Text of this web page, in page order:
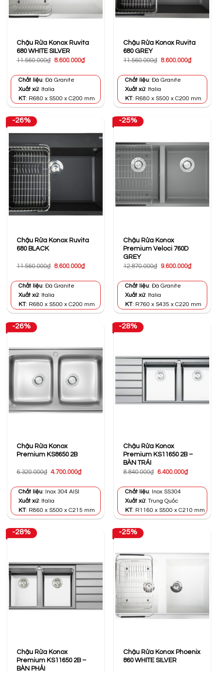
Chậu Rửa Konox Ruvita
680 WHITE SILVER
11.560.000₫ Giá
11.560.000₫.
8.600.000₫Giá
Chất liệu: Đá Granite
Xuất xứ: Italia
KT: R680 x S500 x C200 mm
Chậu Rửa Konox Ruvita
680 GREY
11.560.000₫ Giá
11.560.000₫.
8.600.000₫Giá
Chất liệu: Đá Granite
Xuất xứ: Italia
KT: R680 x S500 x C200 mm
-26%
Chậu Rửa Konox Ruvita
680 BLACK
11.560.000₫ Giá
11.560.000₫.
8.600.000₫Giá
Chất liệu: Đá Granite
Xuất xứ: Italia
KT: R680 x S500 x C200 mm
-25%
Chậu Rửa Konox
Premium Veloci 760D
GREY
12.870.000₫ Giá
12.870.000₫.
9.600.000₫Giá
Chất liệu: Đá Granite
Xuất xứ: Italia
KT: R760 x S435 x C220 mm
-26%
Chậu Rửa Konox
Premium KS8650 2B
6.320.000₫ Giá
6.320.000₫.
4.700.000₫Giá
Chất liệu: Inox 304 AISI
Xuất xứ: Italia
KT: R860 x S500 x C215 mm
-28%
Chậu Rửa Konox
Premium KS11650 2B –
BÀN TRÁI
8.840.000₫ Giá
8.840.000₫.
6.400.000₫Giá
Chất liệu: Inox SS304
Xuất xứ: Trung Quốc
KT: R1160 x S500 x C210 mm
-28%
Chậu Rửa Konox
Premium KS11650 2B –
BÀN PHẢI
-25%
Chậu Rửa Konox Phoenix
860 WHITE SILVER